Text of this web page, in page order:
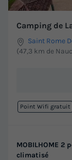
Camping de
Saint Rome
(47,3 km de
Point Wifi gratuit
MOBILHOME 2
climatisé